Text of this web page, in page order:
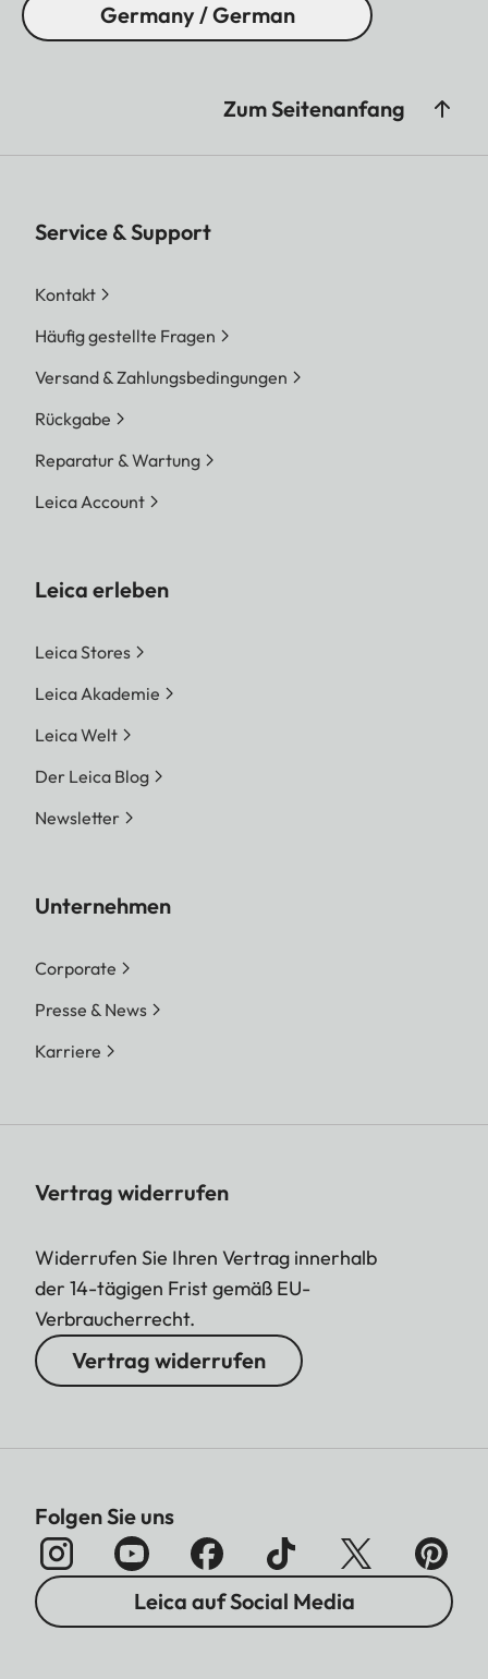
Germany / German
Zum Seitenanfang
Service & Support
Kontakt
Häufig gestellte Fragen
Versand & Zahlungsbedingungen
Rückgabe
Reparatur & Wartung
Leica Account
Leica erleben
Leica Stores
Leica Akademie
Leica Welt
Der Leica Blog
Newsletter
Unternehmen
Corporate
Presse & News
Karriere
Vertrag widerrufen
Widerrufen Sie Ihren Vertrag innerhalb
der 14-tägigen Frist gemäß EU-
Verbraucherrecht.
Vertrag widerrufen
Folgen Sie uns
Leica auf Social Media